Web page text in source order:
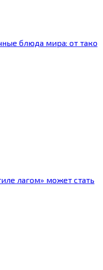
блюда мира: от тако
лагом» может стать